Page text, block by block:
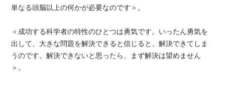
単なる頭脳以上の何かが必要なのです＞。
＜成功する科学者の特性のひとつは勇気です。いったん勇気を
出して、大きな問題を解決できると信じると、解決できてしま
うのです。解決できないと思ったら、まず解決は望めません
＞。